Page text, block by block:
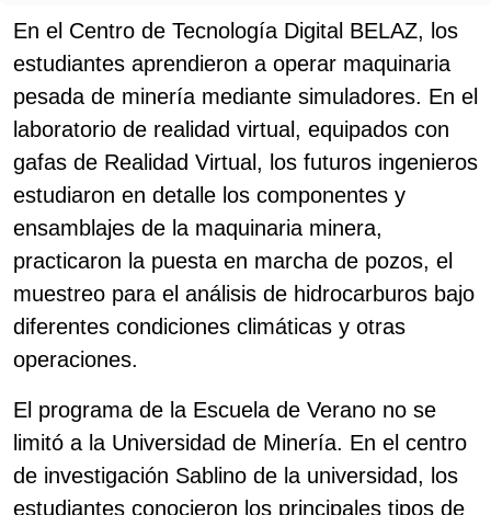
En el Centro de Tecnología Digital BELAZ, los
estudiantes aprendieron a operar maquinaria
pesada de minería mediante simuladores. En el
laboratorio de realidad virtual, equipados con
gafas de Realidad Virtual, los futuros ingenieros
estudiaron en detalle los componentes y
ensamblajes de la maquinaria minera,
practicaron la puesta en marcha de pozos, el
muestreo para el análisis de hidrocarburos bajo
diferentes condiciones climáticas y otras
operaciones.
El programa de la Escuela de Verano no se
limitó a la Universidad de Minería. En el centro
de investigación Sablino de la universidad, los
estudiantes conocieron los principales tipos de